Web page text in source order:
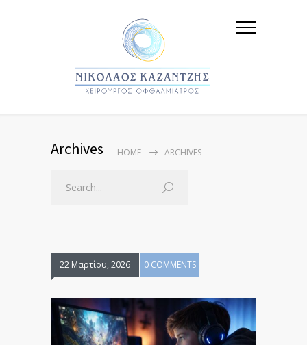
Archives HOME ARCHIVES
22 Μαρτίου, 2026 0 COMMENTS